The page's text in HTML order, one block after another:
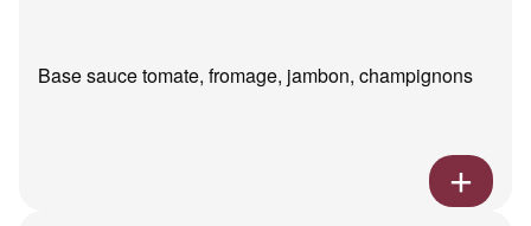
Base sauce tomate, fromage, jambon, champignons